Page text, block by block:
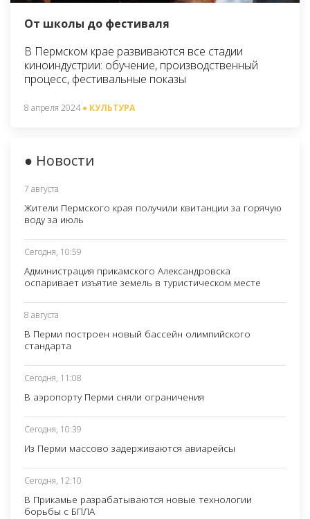
От школы до фестиваля
В Пермском крае развиваются все стадии
киноиндустрии: обучение, производственный
процесс, фестивальные показы
8 апреля 2024● КУЛЬТУРА
● Новости
7 августа
Жители Пермского края получили квитанции за горячую
воду за июль
Сегодня, 10:59
Администрация прикамского Александровска
оспаривает изъятие земель в туристическом месте
8 августа
В Перми построен новый бассейн олимпийского
стандарта
Сегодня, 11:08
В аэропорту Перми сняли ограничения
Сегодня, 10:39
Из Перми массово задерживаются авиарейсы
Сегодня, 12:10
В Прикамье разрабатываются новые технологии
борьбы с БПЛА